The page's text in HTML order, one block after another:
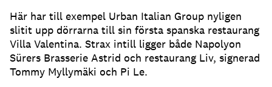
Här har till exempel Urban Italian Group nyligen
slitit upp dörrarna till sin första spanska restaurang
Villa Valentina. Strax intill ligger både Napolyon
Sürers Brasserie Astrid och restaurang Liv, signerad
Tommy Myllymäki och Pi Le.